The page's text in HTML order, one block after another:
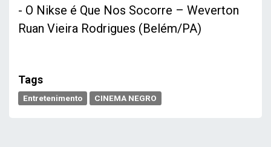
- O Nikse é Que Nos Socorre – Weverton
Ruan Vieira Rodrigues (Belém/PA)
Tags
Entretenimento CINEMA NEGRO